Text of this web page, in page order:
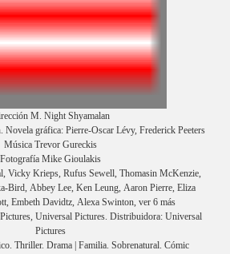
M. Night Shyamalan
gráfica: Pierre-Oscar Lévy, Frederick Peeters
Música Trevor Gureckis
Fotografía Mike Gioulakis
Vicky Krieps, Rufus Sewell, Thomasin McKenzie,
Bird, Abbey Lee, Ken Leung, Aaron Pierre, Eliza
Embeth Davidtz, Alexa Swinton, ver 6 más
Universal Pictures. Distribuidora: Universal
Pictures
Thriller. Drama | Familia. Sobrenatural. Cómic